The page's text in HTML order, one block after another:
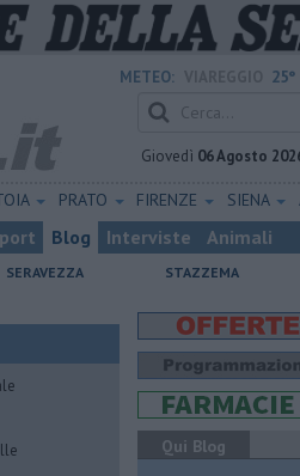
METEO: 25°
Giovedì 06 Agosto
PRATO FIRENZE SIENA
Blog Interviste Animali
SERAVEZZA STAZZEMA
Qui Blog